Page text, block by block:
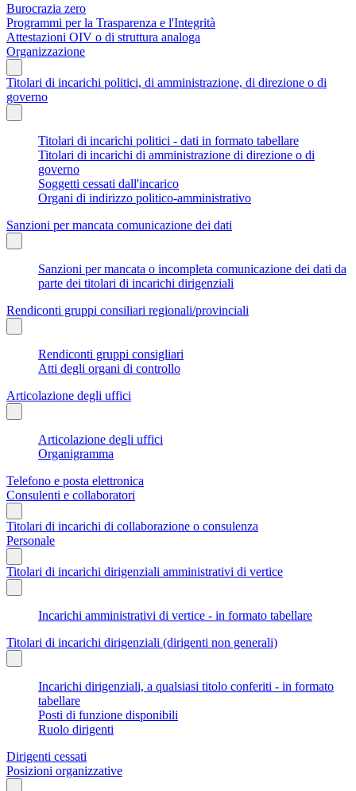
Burocrazia zero
Programmi per la Trasparenza e l'Integrità
Attestazioni OIV o di struttura analoga
Organizzazione
Titolari di incarichi politici, di amministrazione, di direzione o di
governo
Titolari di incarichi politici - dati in formato tabellare
Titolari di incarichi di amministrazione di direzione o di
governo
Soggetti cessati dall'incarico
Organi di indirizzo politico-amministrativo
Sanzioni per mancata comunicazione dei dati
Sanzioni per mancata o incompleta comunicazione dei dati da
parte dei titolari di incarichi dirigenziali
Rendiconti gruppi consiliari regionali/provinciali
Rendiconti gruppi consigliari
Atti degli organi di controllo
Articolazione degli uffici
Articolazione degli uffici
Organigramma
Telefono e posta elettronica
Consulenti e collaboratori
Titolari di incarichi di collaborazione o consulenza
Personale
Titolari di incarichi dirigenziali amministrativi di vertice
Incarichi amministrativi di vertice - in formato tabellare
Titolari di incarichi dirigenziali (dirigenti non generali)
Incarichi dirigenziali, a qualsiasi titolo conferiti - in formato
tabellare
Posti di funzione disponibili
Ruolo dirigenti
Dirigenti cessati
Posizioni organizzative